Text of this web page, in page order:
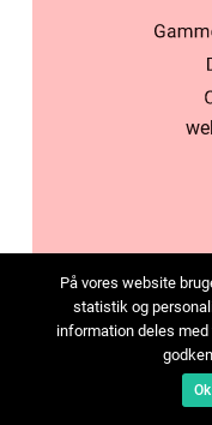
På vores website
statistik og
information deles
Ok